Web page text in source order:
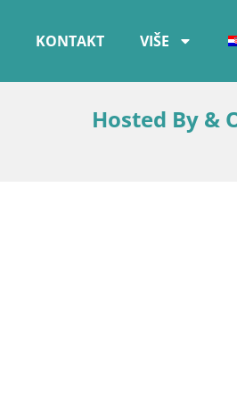
KONTAKT VIŠE
Hosted By &